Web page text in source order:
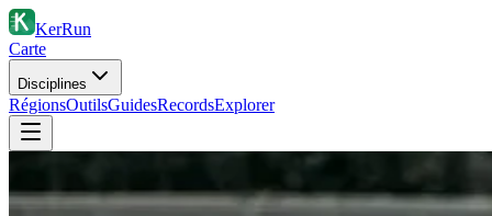
KerRun
Carte
Disciplines
RégionsOutilsGuidesRecordsExplorer